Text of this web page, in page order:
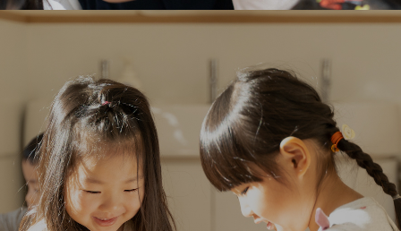
園からのお知らせ
「すくすく子育て」でリトルスター保育園が紹介されま
各園のブログ
2026.08.06 赤しそジュース作り～にじ組～2026.08.0
5 【そら組】誕生会
一覧を見る